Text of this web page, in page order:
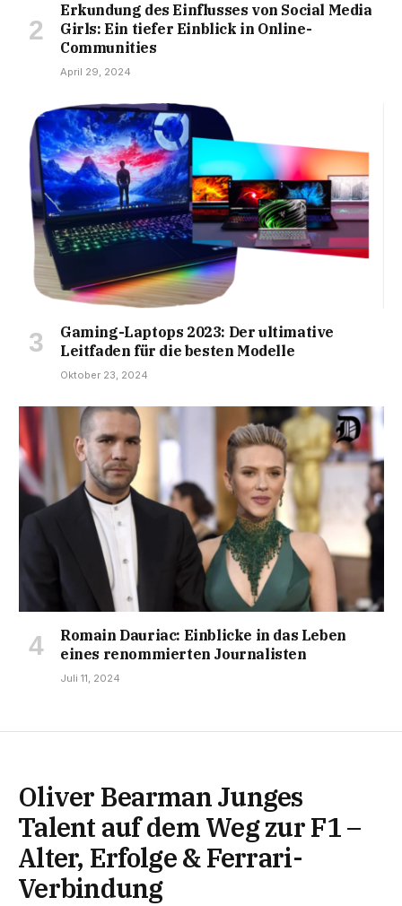
Erkundung des Einflusses von Social Media
Girls: Ein tiefer Einblick in Online-
Communities
April 29, 2024
Gaming-Laptops 2023: Der ultimative
Leitfaden für die besten Modelle
Oktober 23, 2024
Romain Dauriac: Einblicke in das Leben
eines renommierten Journalisten
Juli 11, 2024
Oliver Bearman Junges
Talent auf dem Weg zur F1 –
Alter, Erfolge & Ferrari-
Verbindung